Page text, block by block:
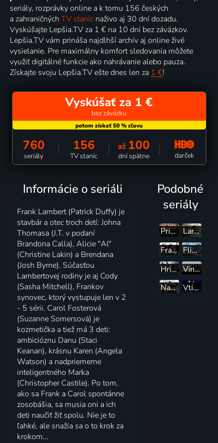
seriály, rozprávky online a k tomu 156 českých
a zahraničných TV staníc naživo aj 30 dní dozadu.
Vyskúšajte Lepšia.TV za 1 € na 10 dní bez záväzkov.
Lepšia.TV vám prináša najdlhší archív aj online živé
vysielanie. Pre maximálny komfort sledovania môžete
využiť digitálné funkcie ako nahrávanie alebo pauza.
Získajte svoju Lepšia.TV ešte dnes len za 1 €!
Vyskúšať za 1 €
bez záväzku
760
seriály
156
TV staníc
až 100
dní spätne darček
Informácie o seriáli
Frank Lambert (Patrick Duffy) je
stavbár a otec troch detí: Johna
Thomasa (J.T. v podaní
Brandona Calla), Alicie "Al"
(Christine Lakin) a Brendana
(Josh Byrne). Súčasťou
Lambertovej rodiny je aj Cody
(Sasha Mitchell), Frankov
synovec, ktorý vystupuje len v 2
- 5 sérii. Carol Fosterová
(Suzanne Somersová) je
kozmetička a tiež má 3 deti:
ambicióznu Danu (Staci
Keanan), krásnu Karen (Angela
Watson) a nadpriemerne
inteligentného Marka
(Christopher Castile). Po tom,
ako sa Frank a Carol spontánne
zosobášia, sa musia oni a ich
deti naučiť žiť spolu. Nie je to
ľahké, ale snažia sa o to krok za
krokom...
Podobné
seriály
Priatelia
Larry, kroť se
Frasier
Flight of the Conchords
Hriešnici
Vincentov svet
Nahoru a dolů
Vtierka Castle